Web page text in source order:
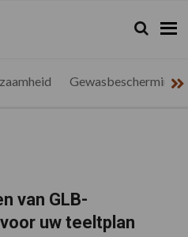
Zoeken...
Zoek
Gewasbescherming
van GLB-
uw teeltplan